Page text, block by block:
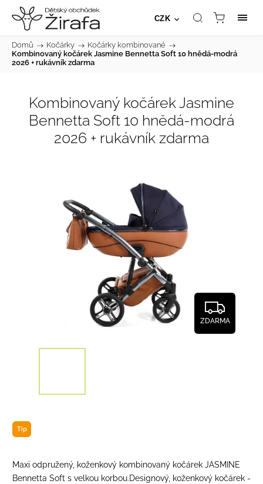
CZK
Domů / Kočárky / Kočárky kombinované /
Kombinovaný kočárek Jasmine Bennetta Soft 10 hnědá-modrá
2026 + rukávník zdarma
Kombinovaný kočárek Jasmine
Bennetta Soft 10 hnědá-modrá
2026 + rukávník zdarma
ZDARMA
Tip
Maxi odpružený, koženkový kombinovaný kočárek JASMINE
Bennetta Soft s velkou korbou.Designový, koženkový kočárek -